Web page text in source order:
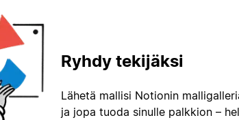
Ryhdy tekijäksi
Lähetä mallisi Notionin
ja jopa tuoda sinulle palkkion –